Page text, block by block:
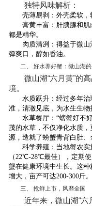
独特风味解析：
壳薄易剥 ：外壳柔软
膏黄丰富 ：肝胰腺和
都是精华。
肉质清冽 ：得益于微
弹爽口，醇如香油。
二、 好水养好蟹：微山湖的
微山湖“六月黄”的高
境。
水质跃升：经过多年
准，清澈见底，为水生生物
水草餐厅：“螃蟹好不
茂的水草，不仅净化水质
源，造就了螃蟹青背白肚、
科学养殖 ：当地蟹农
（22℃-28℃最佳），定期
蟹在健康环境中生长。这
增大，亩产可达200-300斤。
三、 抢鲜上市，风靡全国
近年来，微山湖“六